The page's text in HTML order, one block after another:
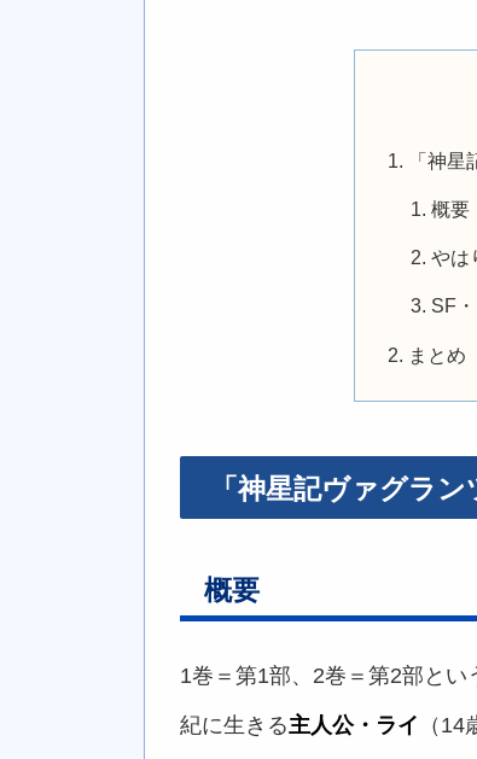
「神
概要
やは
SF
まとめ
「神星記ヴァグラ
概要
1巻＝第1部、2巻＝第2部と
紀に生きる主人公・ライ （14